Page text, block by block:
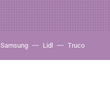
Samsung Lidl Truco